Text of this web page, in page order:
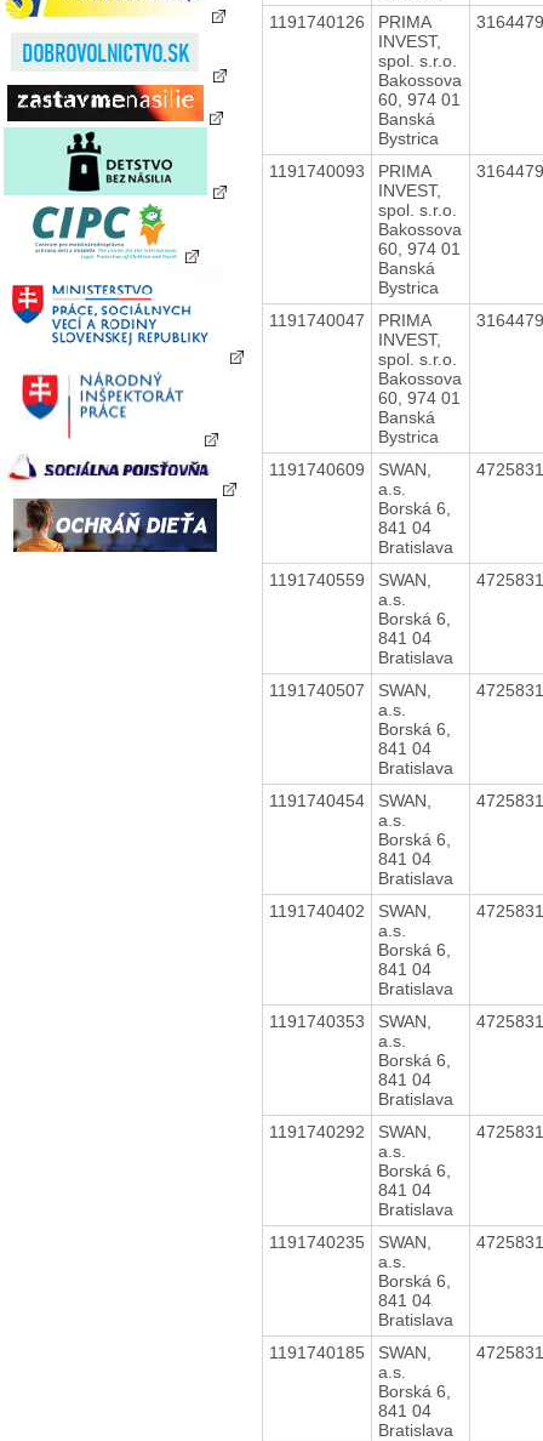
1191740126
PRIMA
INVEST,
spol. s.r.o.
Bakossova
60, 974 01
Banská
Bystrica
1191740093
PRIMA
INVEST,
spol. s.r.o.
Bakossova
60, 974 01
Banská
Bystrica
1191740047
PRIMA
INVEST,
spol. s.r.o.
Bakossova
60, 974 01
Banská
Bystrica
1191740609
SWAN,
a.s.
Borská 6,
841 04
Bratislava
1191740559
SWAN,
a.s.
Borská 6,
841 04
Bratislava
1191740507
SWAN,
a.s.
Borská 6,
841 04
Bratislava
1191740454
SWAN,
a.s.
Borská 6,
841 04
Bratislava
1191740402
SWAN,
a.s.
Borská 6,
841 04
Bratislava
1191740353
SWAN,
a.s.
Borská 6,
841 04
Bratislava
1191740292
SWAN,
a.s.
Borská 6,
841 04
Bratislava
1191740235
SWAN,
a.s.
Borská 6,
841 04
Bratislava
1191740185
SWAN,
a.s.
Borská 6,
841 04
Bratislava